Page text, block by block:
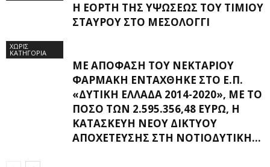
Η ΕΟΡΤΉ ΤΗΣ ΥΨΏΣΕΩΣ ΤΟΥ ΤΙΜΊΟΥ
ΣΤΑΥΡΟΎ ΣΤΟ ΜΕΣΟΛΌΓΓΙ
ΧΩΡΊΣ
ΚΑΤΗΓΟΡΊΑ
ΜΕ ΑΠΌΦΑΣΗ ΤΟΥ ΝΕΚΤΆΡΙΟΥ
ΦΑΡΜΆΚΗ ΕΝΤΆΧΘΗΚΕ ΣΤΟ Ε.Π.
«ΔΥΤΙΚΉ ΕΛΛΆΔΑ 2014-2020», ΜΕ ΤΟ
ΠΟΣΌ ΤΩΝ 2.595.356,48 ΕΥΡΏ, Η
ΚΑΤΑΣΚΕΥΉ ΝΈΟΥ ΔΙΚΤΎΟΥ
ΑΠΟΧΈΤΕΥΣΗΣ ΣΤΗ ΝΟΤΙΟΔΥΤΙΚΉ...